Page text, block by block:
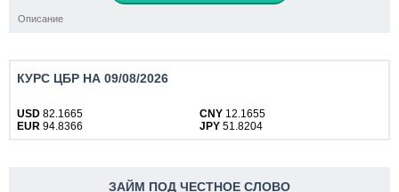
Описание
КУРС ЦБР НА 09/08/2026
USD 82.1665 CNY 12.1655
EUR 94.8366 JPY 51.8204
ЗАЙМ ПОД ЧЕСТНОЕ СЛОВО